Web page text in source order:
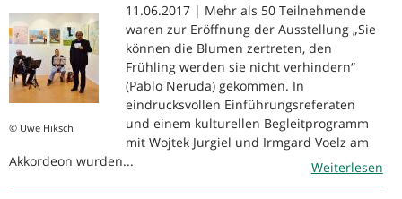
© Uwe Hiksch
11.06.2017 | Mehr als 50 Teilnehmende
waren zur Eröffnung der Ausstellung „Sie
können die Blumen zertreten, den
Frühling werden sie nicht verhindern“
(Pablo Neruda) gekommen. In
eindrucksvollen Einführungsreferaten
und einem kulturellen Begleitprogramm
mit Wojtek Jurgiel und Irmgard Voelz am
Akkordeon wurden...
Weiterlesen